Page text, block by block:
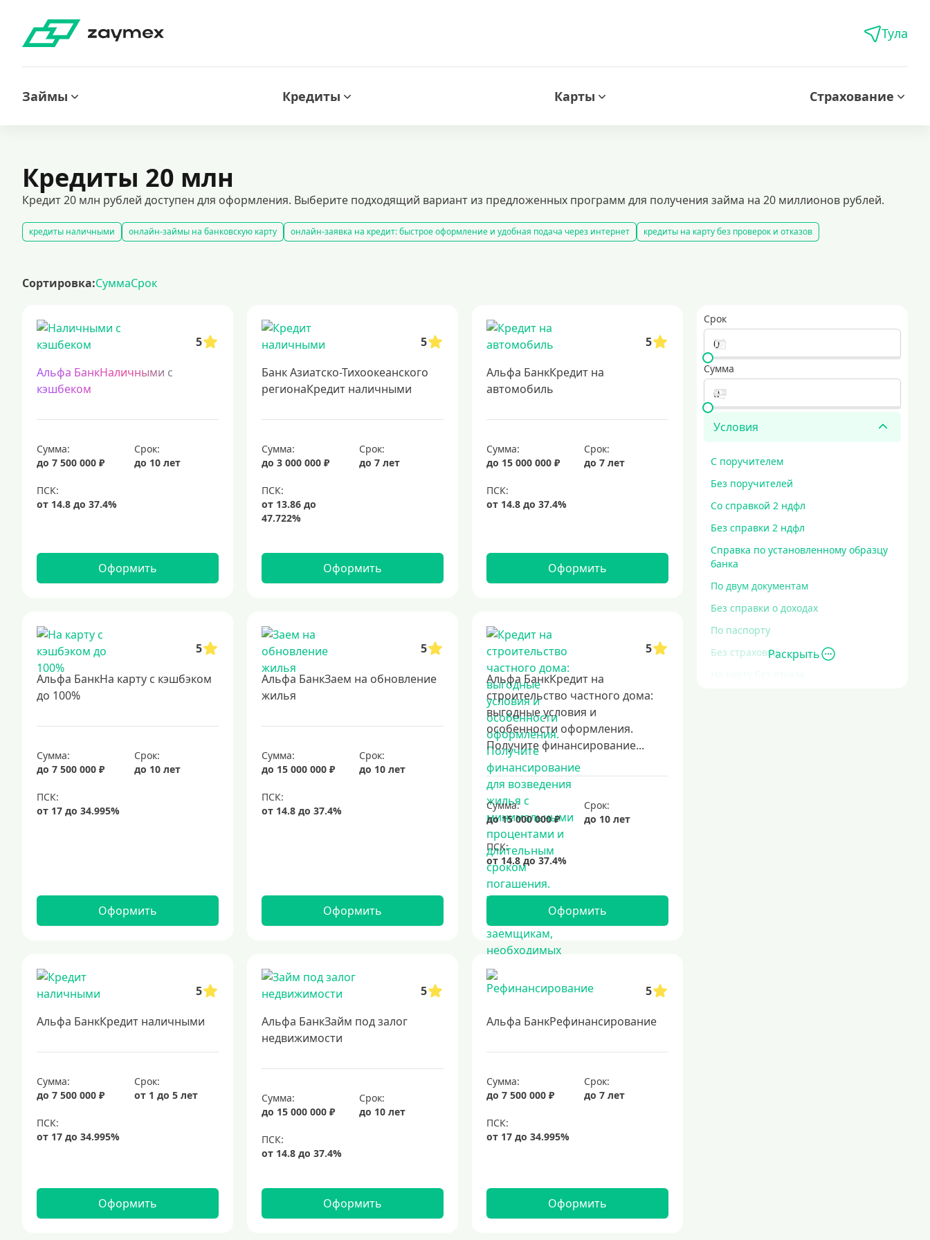
Тула
Займы Кредиты Карты Страхование
Кредиты 20 млн
Кредит 20 млн рублей доступен для оформления. Выберите подходящий вариант из предложенных программ для получения займа на 20 миллионов рублей.
кредиты наличными онлайн-займы на банковскую карту онлайн-заявка на кредит: быстрое оформление и удобная подача через интернет
кредиты на карту без проверок и отказов
кредит на 300000 рублей
кредит на 2 миллиона рублей: выгодные предложения и условия оформления
кредиты для самозанятых
кредиты на 5 лет потребительские кредиты кредит за 5 минут заем наличными для любых ваших потребностей
срочный кредит
подбор кредита
Сортировка:СуммаСрок
Срок
Сумма
Условия
С поручителем
Без поручителей
Со справкой 2 ндфл
Без справки 2 ндфл
Справка по установленному образцу
банка
По двум документам
Без справки о доходах
По паспорту
Без страховки
На карту без отказа
Раскрыть
5
Альфа БанкНаличными с
кэшбеком
Сумма:
до 7 500 000 ₽
Срок:
до 10 лет
Оформить
5
Банк Азиатско-Тихоокеанского
регионаКредит наличными
Сумма:
до 3 000 000 ₽
Срок:
до 7 лет
Оформить
5
Альфа БанкКредит на
автомобиль
Сумма:
до 15 000 000 ₽
Срок:
до 7 лет
Оформить
5
Альфа БанкНа карту с кэшбэком
до 100%
Сумма:
до 7 500 000 ₽
Срок:
до 10 лет
Оформить
5
Альфа БанкЗаем на обновление
жилья
Сумма:
до 15 000 000 ₽
Срок:
до 10 лет
Оформить
5
Альфа БанкКредит на
строительство частного дома:
выгодные условия и
особенности оформления.
Получите финансирование...
Сумма:
до 15 000 000 ₽
Срок:
до 10 лет
Оформить
5
Альфа БанкКредит наличными
Сумма:
до 7 500 000 ₽
Срок:
от 1 до 5 лет
Оформить
5
Альфа БанкЗайм под залог
недвижимости
Сумма:
до 15 000 000 ₽
Срок:
до 10 лет
Оформить
5
Альфа БанкРефинансирование
Сумма:
до 7 500 000 ₽
Срок:
до 7 лет
Оформить